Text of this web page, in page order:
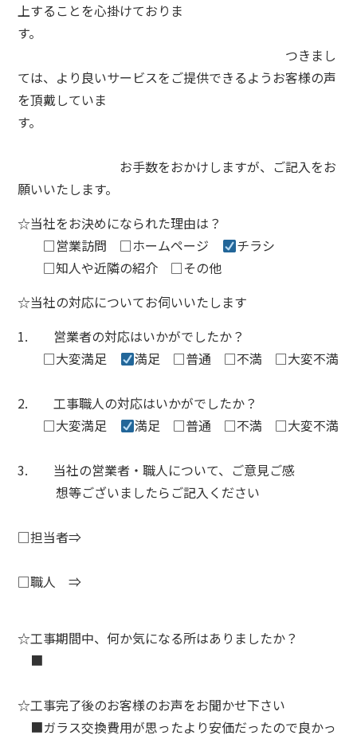
上することを心掛けておりま
す。
つきまし
ては、より良いサービスをご提供できるようお客様の声
を頂戴していま
す。
お手数をおかけしますが、ご記入をお
願いいたします。
☆当社をお決めになられた理由は？
□営業訪問 □ホームページ
チラシ
□知人や近隣の紹介 □その他
☆当社の対応についてお伺いいたします
1. 営業者の対応はいかがでしたか？
□大変満足
満足 □普通 □不満 □大変不満
2. 工事職人の対応はいかがでしたか？
□大変満足
満足 □普通 □不満 □大変不満
3. 当社の営業者・職人について、ご意見ご感
想等ございましたらご記入ください
□担当者⇒
□職人⇒
☆工事期間中、何か気になる所はありましたか？
■
☆工事完了後のお客様のお声をお聞かせ下さい
■ガラス交換費用が思ったより安価だったので良かっ